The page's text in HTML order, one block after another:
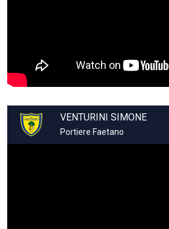
VENTURINI SIMONE
Portiere Faetano